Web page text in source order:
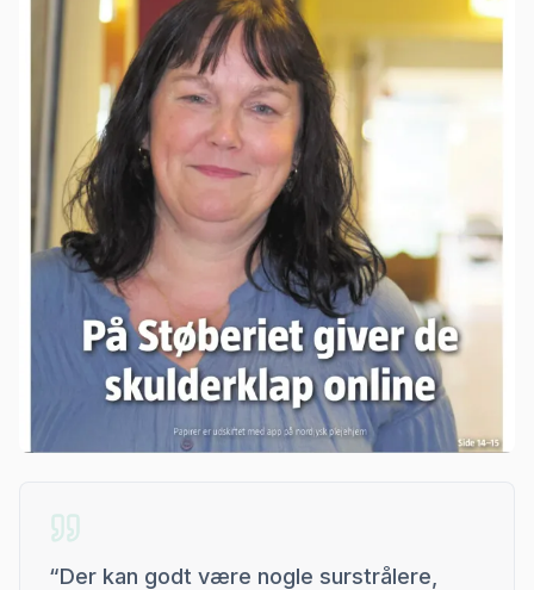
“Der kan godt være nogle surstrålere,